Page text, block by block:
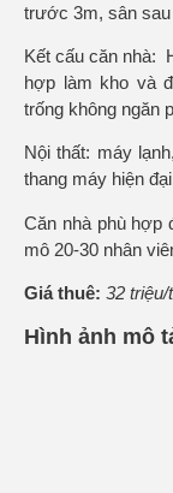
trước 3m, sân sau
Kết cấu căn nhà:
hợp làm kho và
trống không ngăn
Nội thất: máy
thang máy hiện
Căn nhà phù hợp
mô 20-30 nhân
Giá thuê: 32 triệu/
Hình ảnh mô